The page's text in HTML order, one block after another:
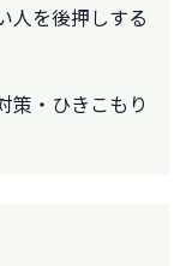
人を後押しする
策・ひきこもり